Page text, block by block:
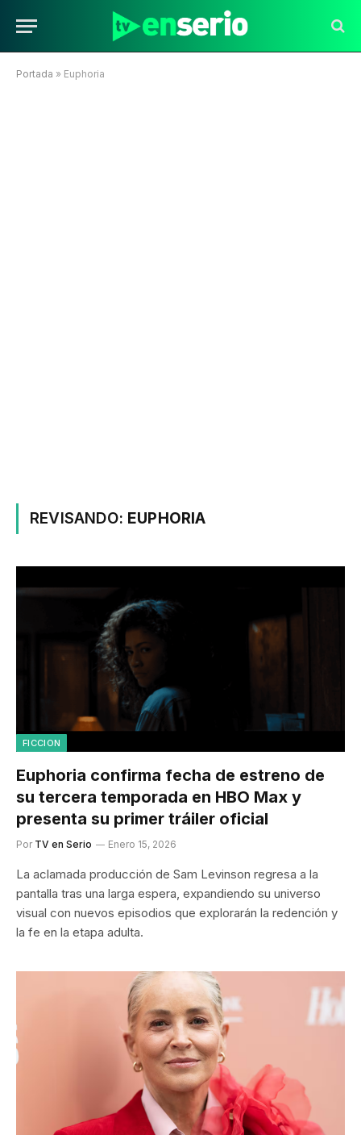
Portada » Euphoria
REVISANDO: EUPHORIA
FICCION
Euphoria confirma fecha de estreno de
su tercera temporada en HBO Max y
presenta su primer tráiler oficial
Por TV en Serio Enero 15, 2026
La aclamada producción de Sam Levinson regresa a la
pantalla tras una larga espera, expandiendo su universo
visual con nuevos episodios que explorarán la redención y
la fe en la etapa adulta.